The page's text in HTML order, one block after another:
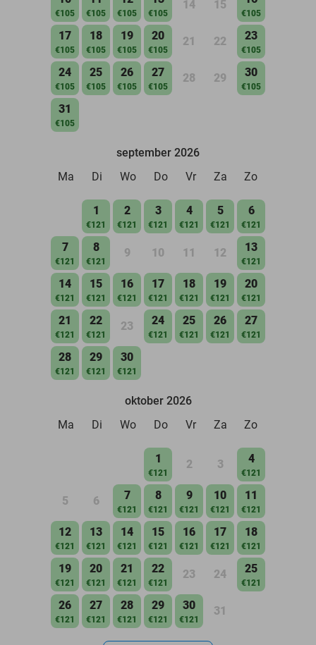
€105 €105 €105 €105
14 15
€105
17
€105
18
€105
19
€105
20
€105
21 22 23
€105
24
€105
25
€105
26
€105
27
€105
28 29 30
€105
31
€105
september 2026
Ma
Di Wo Do Vr Za Zo
1
€121
2
€121
3
€121
4
€121
5
€121
6
€121
7
€121
8
€121
9 10 11 12 13
€121
14
€121
15
€121
16
€121
17
€121
18
€121
19
€121
20
€121
21
€121
22
€121
23 24
€121
25
€121
26
€121
27
€121
28
€121
29
€121
30
€121
oktober 2026
Ma
Di Wo Do Vr Za Zo
1
€121
2 3 4
€121
5 6 7
€121
8
€121
9
€121
10
€121
11
€121
12
€121
13
€121
14
€121
15
€121
16
€121
17
€121
18
€121
19
€121
20
€121
21
€121
22
€121
23 24 25
€121
26
€121
27
€121
28
€121
29
€121
30
€121
31